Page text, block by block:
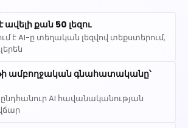
ավելի քան 50 լեզու
է AI-ը տեղական լեզվով տեքստերում,
ամբողջական գնահատականը՝
AI հավանականության